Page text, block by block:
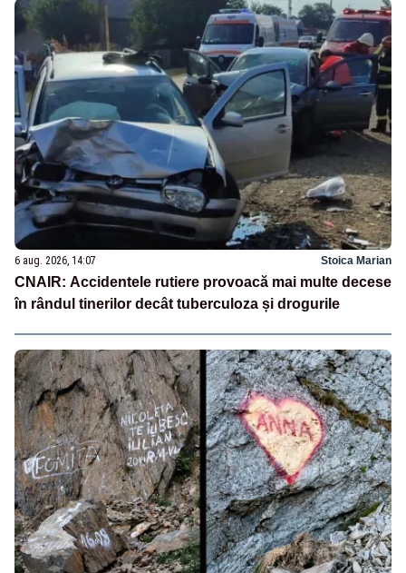
6 aug. 2026, 14:07 Stoica Marian
CNAIR: Accidentele rutiere provoacă mai multe decese
în rândul tinerilor decât tuberculoza și drogurile